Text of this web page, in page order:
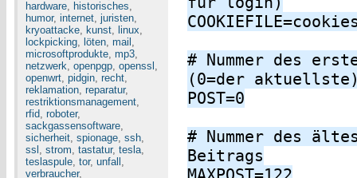
hardware, historisches,
humor, internet, juristen,
kryoattacke, kunst, linux,
lockpicking, löten, mail ,
microsoftprodukte, mp3,
netzwerk, openpgp, openssl ,
openwrt, pidgin, recht,
reklamation, reparatur,
restriktionsmanagement,
rfid, roboter,
sackgassensoftware,
sicherheit, spionage, ssh,
ssl , strom, tastatur, tesla,
teslaspule, tor, unfall ,
verbraucher,
# Nummer des
(0=der
POST=0
# Nummer des
Beitrags